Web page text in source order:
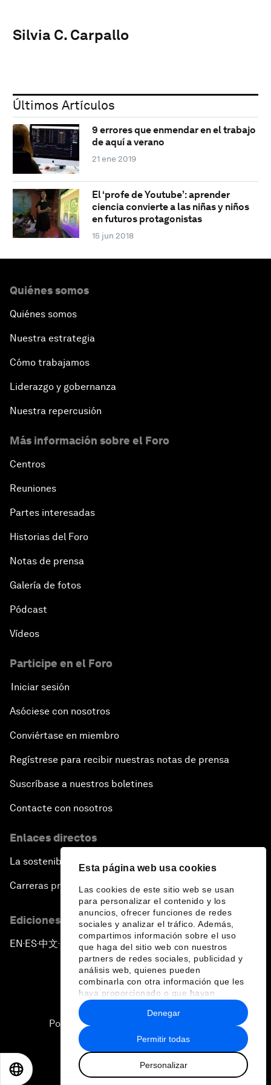
Esta página web usa cookies
Las cookies de este sitio web se usan
para personalizar el contenido y los
anuncios, ofrecer funciones de redes
sociales y analizar el tráfico. Además,
compartimos información sobre el uso
que haga del sitio web con nuestros
partners de redes sociales, publicidad y
análisis web, quienes pueden
combinarla con otra información que les
haya proporcionado o que hayan
recopilado a partir del uso que haya
hecho de sus servicios.
Permitir todas
Personalizar
Denegar
Silvia C. Carpallo
Últimos Artículos
9 errores que enmendar en el trabajo
de aquí a verano
21 ene 2019
El ‘profe de Youtube’: aprender
ciencia convierte a las niñas y niños
en futuros protagonistas
15 jun 2018
Quiénes somos
Quiénes somos
Nuestra estrategia
Cómo trabajamos
Liderazgo y gobernanza
Nuestra repercusión
Más información sobre el Foro
Centros
Reuniones
Partes interesadas
Historias del Foro
Notas de prensa
Galería de fotos
Pódcast
Vídeos
Participe en el Foro
Iniciar sesión
Asóciese con nosotros
Conviértase en miembro
Regístrese para recibir nuestras notas de prensa
Suscríbase a nuestros boletines
Contacte con nosotros
Enlaces directos
La sostenibilidad en el Foro
Carreras profesionales
Ediciones en otros idiomas
EN ▪ES▪中文▪ 日本語
Política de privacidad y normas de uso
Sitemap
2026 Foro Económico Mundial